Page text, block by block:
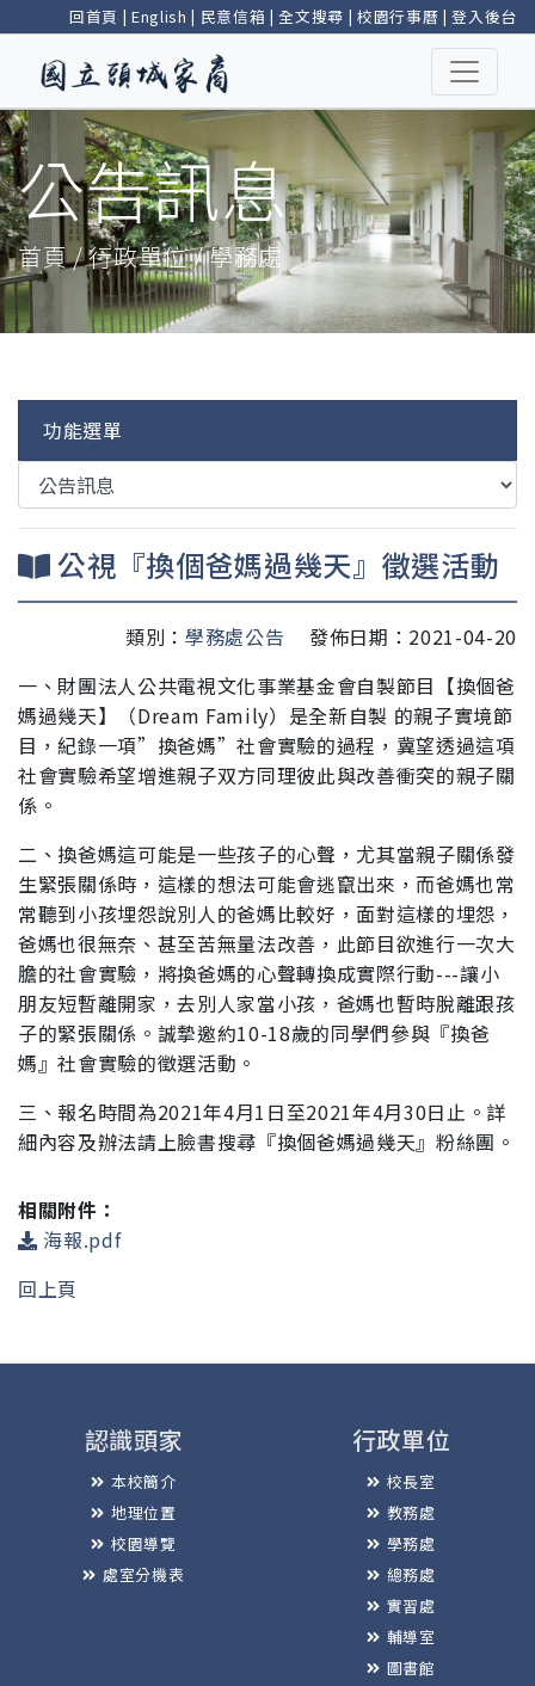
回首頁 | English | 民意信箱 |全文搜尋 | 校園行事曆 |登入後台
公告訊息
首頁 / 行政單位 / 學務處
功能選單
公視『換個爸媽過幾天』徵選活動
類別： 學務處公告
發佈日期：2021-04-20
一、財團法人公共電視文化事業基金會自製節目【換個爸
媽過幾天】（Dream Family）是全新自製 的親子實境節
目，紀錄一項”換爸媽”社會實驗的過程，冀望透過這項
社會實驗希望增進親子双方同理彼此與改善衝突的親子關
係。
二、換爸媽這可能是一些孩子的心聲，尤其當親子關係發
生緊張關係時，這樣的想法可能會逃竄出來，而爸媽也常
常聽到小孩埋怨說別人的爸媽比較好，面對這樣的埋怨，
爸媽也很無奈、甚至苦無量法改善，此節目欲進行一次大
膽的社會實驗，將換爸媽的心聲轉換成實際行動---讓小
朋友短暫離開家，去別人家當小孩，爸媽也暫時脫離跟孩
子的緊張關係。誠摯邀約10-18歲的同學們參與『換爸
媽』社會實驗的徵選活動。
三、報名時間為2021年4月1日至2021年4月30日止。詳
細內容及辦法請上臉書搜尋『換個爸媽過幾天』粉絲團。
相關附件：
海報.pdf
回上頁
認識頭家
本校簡介
地理位置
校園導覽
處室分機表
行政單位
校長室
教務處
學務處
總務處
實習處
輔導室
圖書館